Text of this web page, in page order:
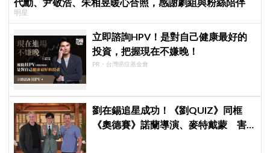
明星
立即諮詢HPV！是對自己健康最好的
投資，把握現在不嫌晚！
PR・台灣癌症基金會
劉在錫追星成功！《劉QUIZ》同框
《奧德賽》諾蘭導演、麥特戴蒙 害